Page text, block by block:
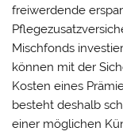
freiwerdende
Mischfonds
können mit der
Kosten eines
besteht deshalb
einer möglichen